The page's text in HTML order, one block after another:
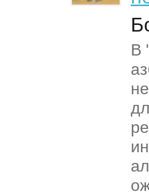
В